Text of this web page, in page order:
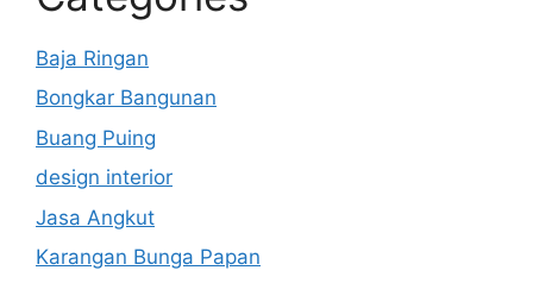
Baja Ringan
Bongkar Bangunan
Buang Puing
design interior
Jasa Angkut
Karangan Bunga Papan